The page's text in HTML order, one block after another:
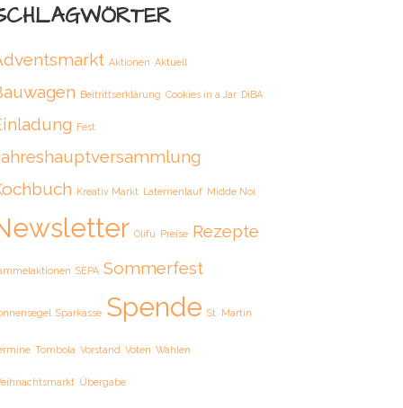
Aktionen Aktuell
Beitrittserklärung Cookies in a Jar DiBA
Fest
Kreativ Markt Laternenlauf Midde Noi
Olifu Preise Rezepte
SEPA Sommerfest
Sparkasse Spende St. Martin
Tombola Vorstand Voten Wahlen
Übergabe